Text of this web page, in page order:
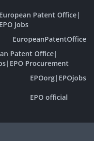
European Patent Office|
EPO Jobs
EuropeanPatentOffice
Patent Office|
| EPO Procurement
EPOorg| EPOjobs
EPO official